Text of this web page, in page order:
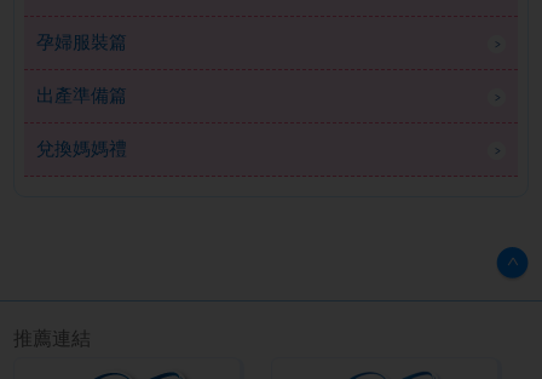
孕婦服裝篇
出產準備篇
兌換媽媽禮
推薦連結